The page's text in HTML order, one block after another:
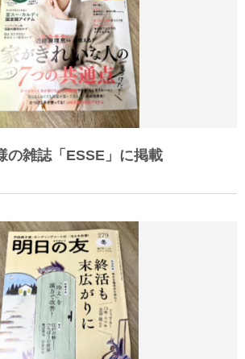
の雑誌「ESSE」に掲載